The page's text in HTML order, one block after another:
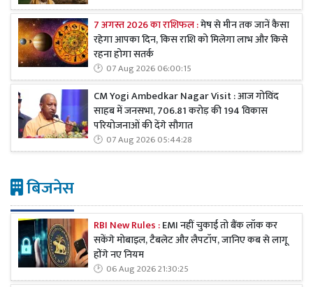
7 अगस्त 2026 का राशिफल :मेष से मीन तक जानें कैसा
रहेगा आपका दिन, किस राशि को मिलेगा लाभ और किसे
रहना होगा सतर्क
07 Aug 2026 06:00:15
CM Yogi Ambedkar Nagar Visit : आज गोविंद
साहब में जनसभा, 706.81 करोड़ की 194 विकास
परियोजनाओं की देंगे सौगात
07 Aug 2026 05:44:28
बिजनेस
RBI New Rules :EMI नहीं चुकाई तो बैंक लॉक कर
सकेंगे मोबाइल, टैबलेट और लैपटॉप, जानिए कब से लागू
होंगे नए नियम
06 Aug 2026 21:30:25